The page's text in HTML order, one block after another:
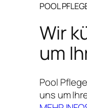
POOL
Wir
um
Pool
uns um